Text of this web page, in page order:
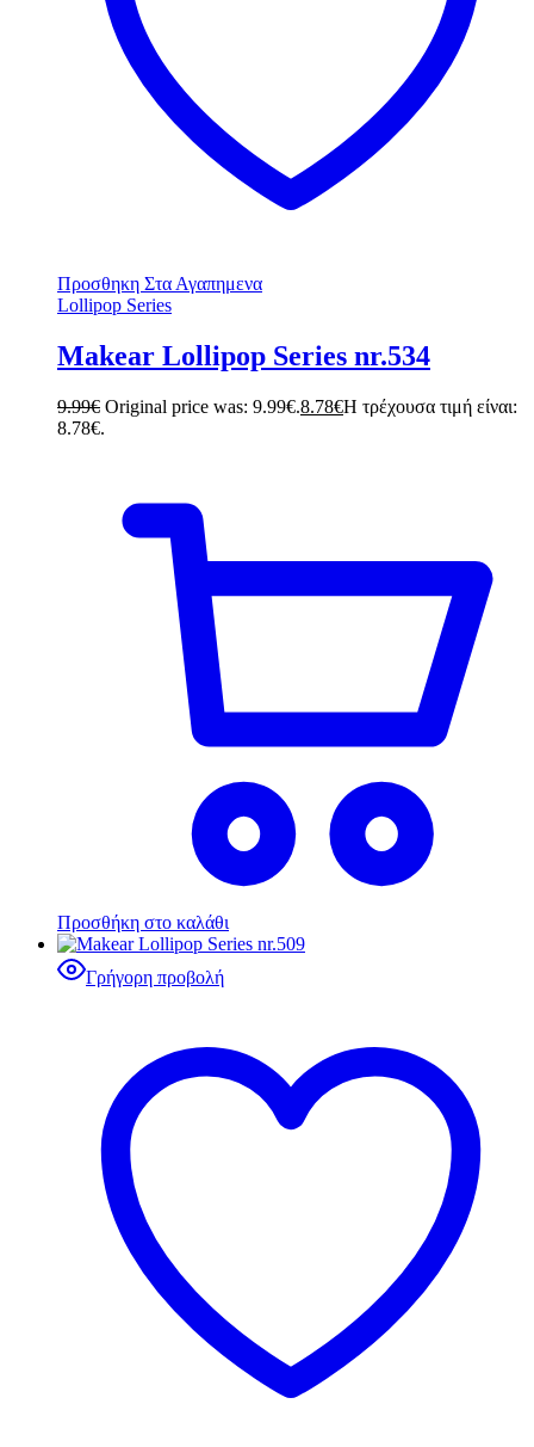
Προσθηκη Στα Αγαπημενα
Lollipop Series
Makear Lollipop Series nr.534
9.99€ Original price was: 9.99€.8.78€Η τρέχουσα τιμή είναι:
8.78€.
Προσθήκη στο καλάθι
Γρήγορη προβολή